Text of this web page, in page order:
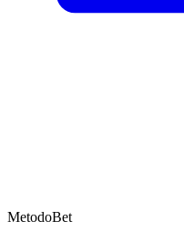
MetodoBet